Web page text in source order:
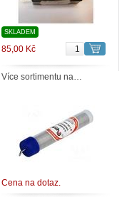
SKLADEM
85,00 Kč
Více sortimentu na…
Cena na dotaz.